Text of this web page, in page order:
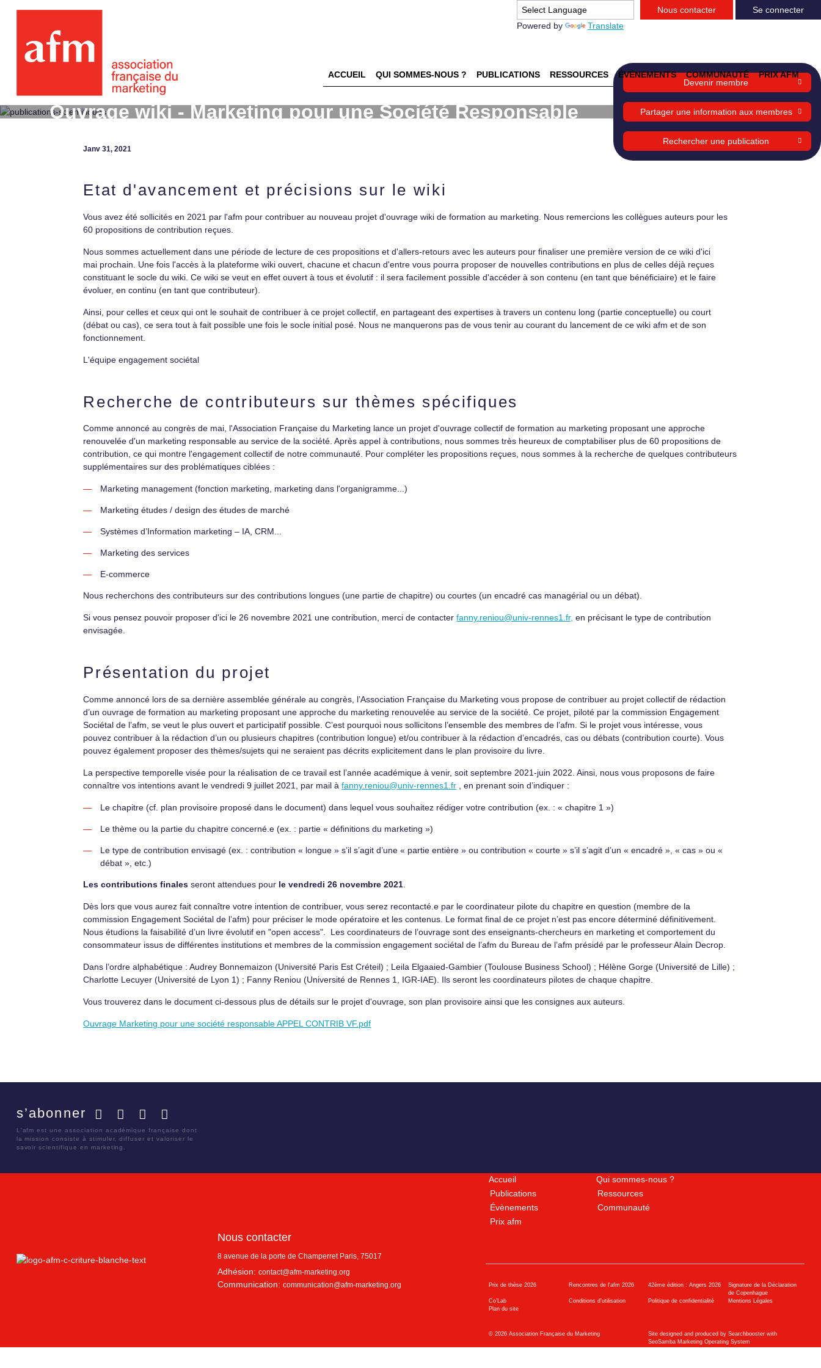
Powered by Translate
Nous contacter Se connecter
ACCUEIL QUI SOMMES-NOUS ? PUBLICATIONS RESSOURCES ÉVÈNEMENTS COMMUNAUTÉ PRIX AFM
Ouvrage wiki - Marketing pour une Société Responsable
Devenir membre
Partager une information aux membres
Rechercher une publication
Janv 31, 2021
Etat d'avancement et précisions sur le wiki
Vous avez été sollicités en 2021 par l'afm pour contribuer au nouveau projet d'ouvrage wiki de formation au marketing. Nous remercions les collègues auteurs pour les
60 propositions de contribution reçues.
Nous sommes actuellement dans une période de lecture de ces propositions et d'allers-retours avec les auteurs pour finaliser une première version de ce wiki d'ici
mai prochain. Une fois l'accès à la plateforme wiki ouvert, chacune et chacun d'entre vous pourra proposer de nouvelles contributions en plus de celles déjà reçues
constituant le socle du wiki. Ce wiki se veut en effet ouvert à tous et évolutif : il sera facilement possible d'accéder à son contenu (en tant que bénéficiaire) et le faire
évoluer, en continu (en tant que contributeur).
Ainsi, pour celles et ceux qui ont le souhait de contribuer à ce projet collectif, en partageant des expertises à travers un contenu long (partie conceptuelle) ou court
(débat ou cas), ce sera tout à fait possible une fois le socle initial posé. Nous ne manquerons pas de vous tenir au courant du lancement de ce wiki afm et de son
fonctionnement.
L'équipe engagement sociétal
Recherche de contributeurs sur thèmes spécifiques
Comme annoncé au congrès de mai, l'Association Française du Marketing lance un projet d'ouvrage collectif de formation au marketing proposant une approche
renouvelée d'un marketing responsable au service de la société. Après appel à contributions, nous sommes très heureux de comptabiliser plus de 60 propositions de
contribution, ce qui montre l'engagement collectif de notre communauté. Pour compléter les propositions reçues, nous sommes à la recherche de quelques contributeurs
supplémentaires sur des problématiques ciblées :
Marketing management (fonction marketing, marketing dans l'organigramme...)
Marketing études / design des études de marché
Systèmes d’Information marketing – IA, CRM...
Marketing des services
E-commerce
Nous recherchons des contributeurs sur des contributions longues (une partie de chapitre) ou courtes (un encadré cas managérial ou un débat).
Si vous pensez pouvoir proposer d'ici le 26 novembre 2021 une contribution, merci de contacterfanny.reniou@univ-rennes1.fr, en précisant le type de contribution
envisagée.
Présentation du projet
Comme annoncé lors de sa dernière assemblée générale au congrès, l’Association Française du Marketing vous propose de contribuer au projet collectif de rédaction
d’un ouvrage de formation au marketing proposant une approche du marketing renouvelée au service de la société. Ce projet, piloté par la commission Engagement
Sociétal de l’afm, se veut le plus ouvert et participatif possible. C’est pourquoi nous sollicitons l’ensemble des membres de l’afm. Si le projet vous intéresse, vous
pouvez contribuer à la rédaction d’un ou plusieurs chapitres (contribution longue) et/ou contribuer à la rédaction d’encadrés, cas ou débats (contribution courte). Vous
pouvez également proposer des thèmes/sujets qui ne seraient pas décrits explicitement dans le plan provisoire du livre.
La perspective temporelle visée pour la réalisation de ce travail est l’année académique à venir, soit septembre 2021-juin 2022. Ainsi, nous vous proposons de faire
connaître vos intentions avant le vendredi 9 juillet 2021, par mail àfanny.reniou@univ-rennes1.fr , en prenant soin d’indiquer :
Le chapitre (cf. plan provisoire proposé dans le document) dans lequel vous souhaitez rédiger votre contribution (ex. : « chapitre 1 »)
Le thème ou la partie du chapitre concerné.e (ex. : partie « définitions du marketing »)
Le type de contribution envisagé (ex. : contribution « longue » s’il s’agit d’une « partie entière » ou contribution « courte » s’il s’agit d’un « encadré », « cas » ou «
débat », etc.)
Les contributions finalesseront attendues pour le vendredi 26 novembre 2021
Dès lors que vous aurez fait connaître votre intention de contribuer, vous serez recontacté.e par le coordinateur pilote du chapitre en question (membre de la
commission Engagement Sociétal de l’afm) pour préciser le mode opératoire et les contenus. Le format final de ce projet n’est pas encore déterminé définitivement.
Nous étudions la faisabilité d’un livre évolutif en "open access". Les coordinateurs de l’ouvrage sont des enseignants-chercheurs en marketing et comportement du
consommateur issus de différentes institutions et membres de la commission engagement sociétal de l’afm du Bureau de l’afm présidé par le professeur Alain Decrop.
Dans l’ordre alphabétique : Audrey Bonnemaizon (Université Paris Est Créteil) ; Leila Elgaaied-Gambier (Toulouse Business School) ; Hélène Gorge (Université de Lille) ;
Charlotte Lecuyer (Université de Lyon 1) ; Fanny Reniou (Université de Rennes 1, IGR-IAE). Ils seront les coordinateurs pilotes de chaque chapitre.
Vous trouverez dans le document ci-dessous plus de détails sur le projet d'ouvrage, son plan provisoire ainsi que les consignes aux auteurs.
Ouvrage Marketing pour une société responsable APPEL CONTRIB VF.pdf
s’abonner
L'afm est une association académique française dont
la mission consiste à stimuler, diffuser et valoriser le
savoir scientifique en marketing.
Nous contacter
8 avenue de la porte de Champerret Paris, 75017
Adhésion: contact@afm-marketing.org
Communication: communication@afm-marketing.org
Accueil
Qui sommes-nous ?
Publications
Ressources
Évènements
Communauté
Prix afm
Prix de thèse 2026 Rencontres de l'afm 2026 42ème édition : Angers 2026
Signature de la Déclaration
de Copenhague
Co’Lab
Conditions d’utilisation Politique de confidentialité
Mentions Légales
Plan du site
© 2026Association Française du Marketing
Site designed and produced by Searchbooster with
SeoSamba Marketing Operating System